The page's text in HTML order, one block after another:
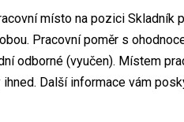
místo na pozici Skladník
Pracovní poměr s
odborné (vyučen). Místem
Další informace vám